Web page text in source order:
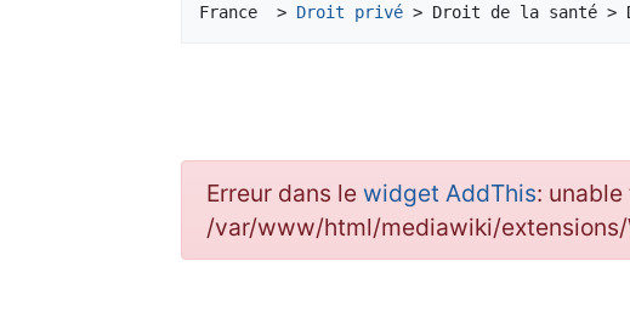
France  > Droit privé
Erreur dans le widget AddThis:
/var/www/html/mediawiki/